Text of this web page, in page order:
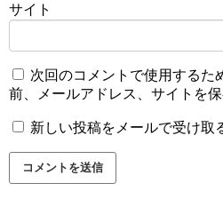
サイト
次回のコメントで使用するた
前、メールアドレス、サイトを保
新しい投稿をメールで受け取